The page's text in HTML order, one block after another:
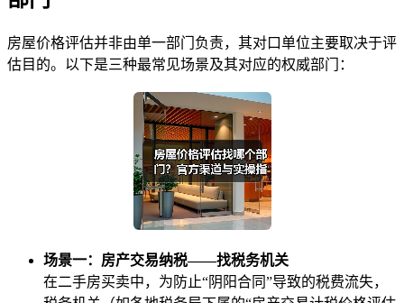
房屋价格评估并非由单一部门负责，其对口单位主要取决于评
估目的。以下是三种最常见场景及其对应的权威部门：
场景一：房产交易纳税——找税务机关
在二手房买卖中，为防止“阴阳合同”导致的税费流失，